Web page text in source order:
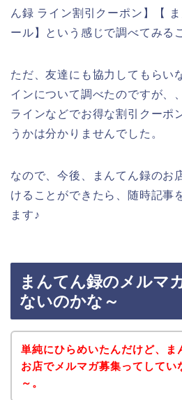
ん録 ライン割引クーポン】【
ール】という感じで調べてみる
ただ、友達にも協力してもらい
インについて調べたのですが、
ラインなどでお得な割引クーポ
うかは分かりませんでした。
なので、今後、まんてん録のお
けることができたら、随時記事
ます♪
まんてん録のメルマ
ないのかな～
単純にひらめいたんだけど、ま
お店でメルマガ募集ってしてい
～。